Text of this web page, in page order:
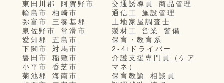
東田川郡
阿賀野市
輪島市
柏崎市
弥富市
三養基郡
泉佐野市
常滑市
愛知郡
五島市
下関市
対馬市
磐田市
稲敷市
小平市
香芝市
菊池郡
海南市
交通誘導員
商品管理
通信工
施設管理
土地家屋調査士
製材工
営業
警備
保育・教育系
2-4tドライバー
介護支援専門員（ケア
マネ）
保育教諭
相談員